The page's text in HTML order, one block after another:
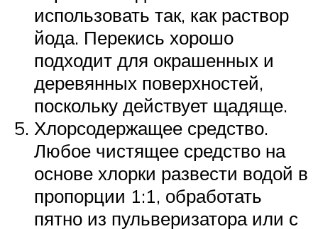
использовать так, как раствор
йода. Перекись хорошо
подходит для окрашенных и
деревянных поверхностей,
поскольку действует щадяще.
Хлорсодержащее средство.
Любое чистящее средство на
основе хлорки развести водой в
пропорции 1:1, обработать
пятно из пульверизатора или с